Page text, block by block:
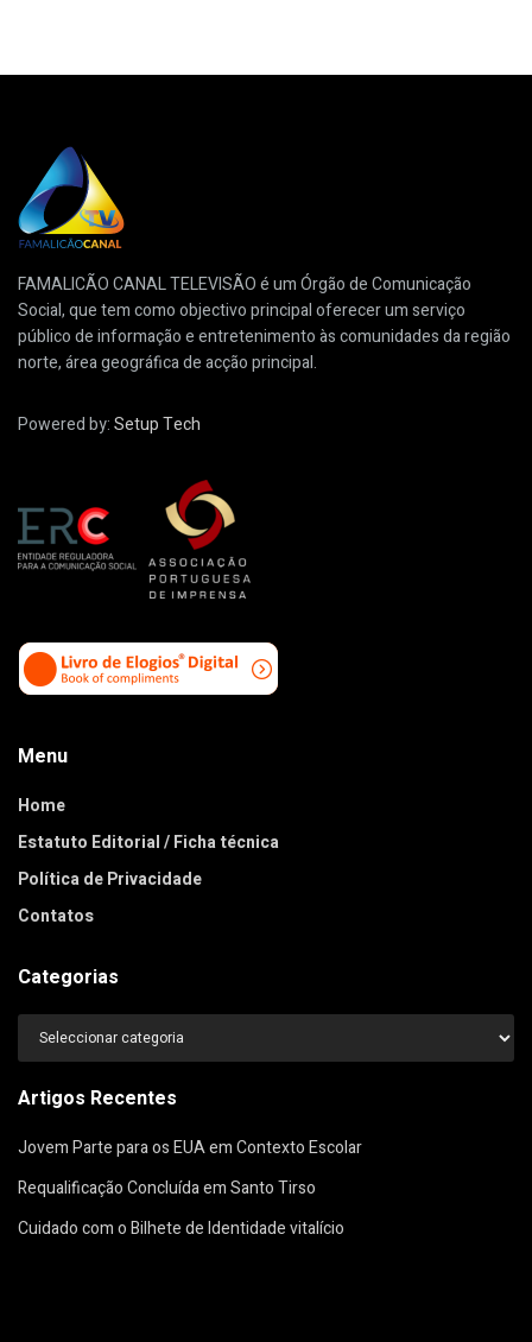
FAMALICÃO CANAL TELEVISÃO é um Órgão de Comunicação
Social, que tem como objectivo principal oferecer um serviço
público de informação e entretenimento às comunidades da região
norte, área geográfica de acção principal.
Powered by:Setup Tech
Menu
Home
Estatuto Editorial / Ficha técnica
Política de Privacidade
Contatos
Categorias
Categorias
Artigos Recentes
Jovem Parte para os EUA em Contexto Escolar
Requalificação Concluída em Santo Tirso
Cuidado com o Bilhete de Identidade vitalício